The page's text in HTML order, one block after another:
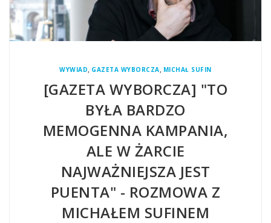
WYWIAD, GAZETA WYBORCZA, MICHAŁ SUFIN
[GAZETA WYBORCZA] "TO
BYŁA BARDZO
MEMOGENNA KAMPANIA,
ALE W ŻARCIE
NAJWAŻNIEJSZA JEST
PUENTA" - ROZMOWA Z
MICHAŁEM SUFINEM